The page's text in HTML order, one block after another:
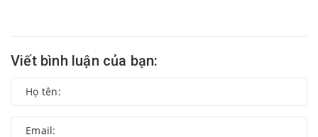
Viết bình luận của bạn: